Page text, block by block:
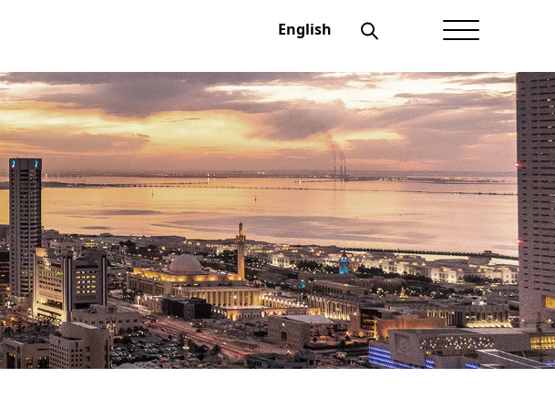
English
عن أعيان
شؤون المستثمرين
الحوكمة
منتجاتنــا
الإفصاحات
أخبار أعيان
نماذج تهمك